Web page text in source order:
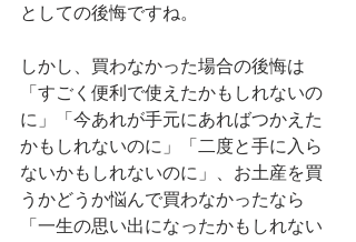
としての後悔ですね。
しかし、買わなかった場合の後悔は
「すごく便利で使えたかもしれないの
に」「今あれが手元にあればつかえた
かもしれないのに」「二度と手に入ら
ないかもしれないのに」、お土産を買
うかどうか悩んで買わなかったなら
「一生の思い出になったかもしれない